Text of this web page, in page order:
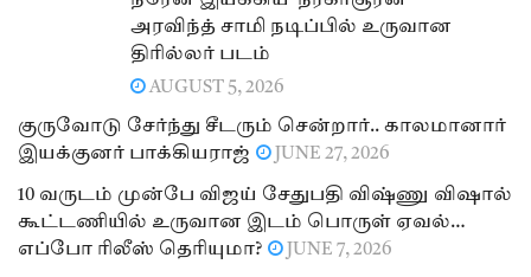
அரவிந்த் சாமி நடிப்பில் உருவான
திரில்லர் படம்
AUGUST 5, 2026
குருவோடு சேர்ந்து சீடரும் சென்றார்.. காலமானார்
இயக்குனர் பாக்கியராஜ்
JUNE 27, 2026
10 வருடம் முன்பே விஜய் சேதுபதி விஷ்ணு விஷால்
கூட்டணியில் உருவான இடம் பொருள் ஏவல்…
எப்போ ரிலீஸ் தெரியுமா?
JUNE 7, 2026